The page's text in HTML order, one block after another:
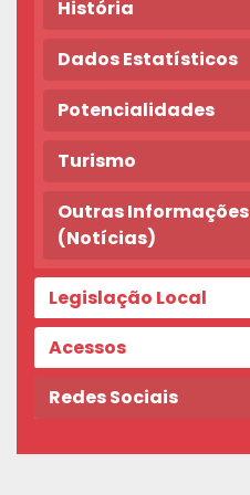
História
Dados Estatísticos
Potencialidades
Turismo
Outras Informações
(Notícias)
Legislação Local
Acessos
Redes Sociais